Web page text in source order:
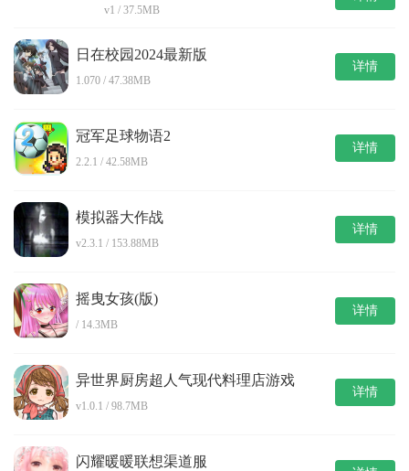
v1 / 37.5MB
日在校园2024最新版
1.070 / 47.38MB
详情
冠军足球物语2
2.2.1 / 42.58MB
详情
模拟器大作战
v2.3.1 / 153.88MB
详情
摇曳女孩(版)
/ 14.3MB
详情
异世界厨房超人气现代料理店游戏
v1.0.1 / 98.7MB
详情
闪耀暖暖联想渠道服